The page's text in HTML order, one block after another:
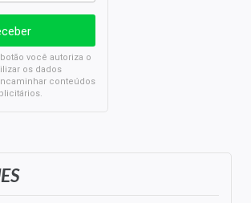
você autoriza o
os dados
conteúdos